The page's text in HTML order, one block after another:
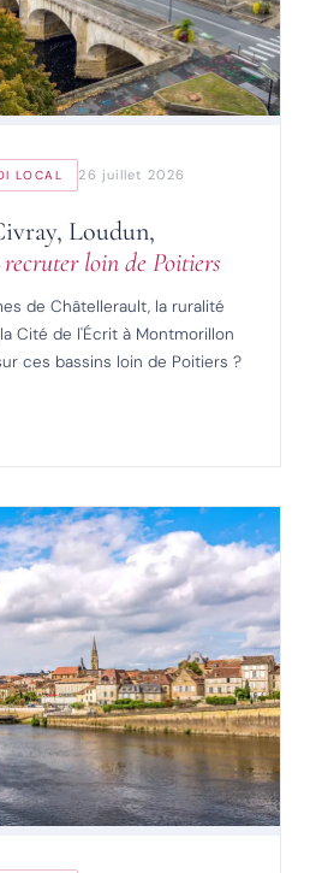
LOCAL 26 juillet 2026
Loudun,
recruter loin de Poitiers
de Châtellerault, la ruralité
Cité de l'Écrit à Montmorillon
ces bassins loin de Poitiers ?